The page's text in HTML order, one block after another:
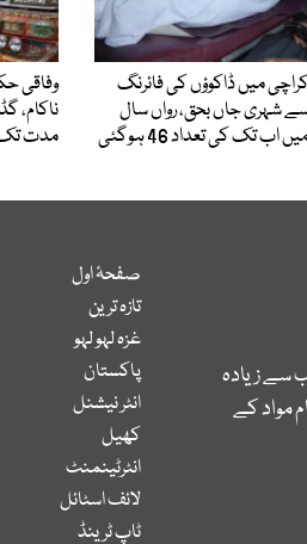
میں ڈاکوؤں کی فائرنگ
شہری جاں بحق، رواں سال
اب تک کی تعداد 46 ہوگئی
وفاقی
ناکام،
مدت تک
سے زیادہ
مواد کے
صفحۂ اول
تازہ ترین
غزہ لہو لہو
پاکستان
انٹر نیشنل
کھیل
انٹرٹینمنٹ
لائف اسٹائل
ٹاپ ٹرینڈ